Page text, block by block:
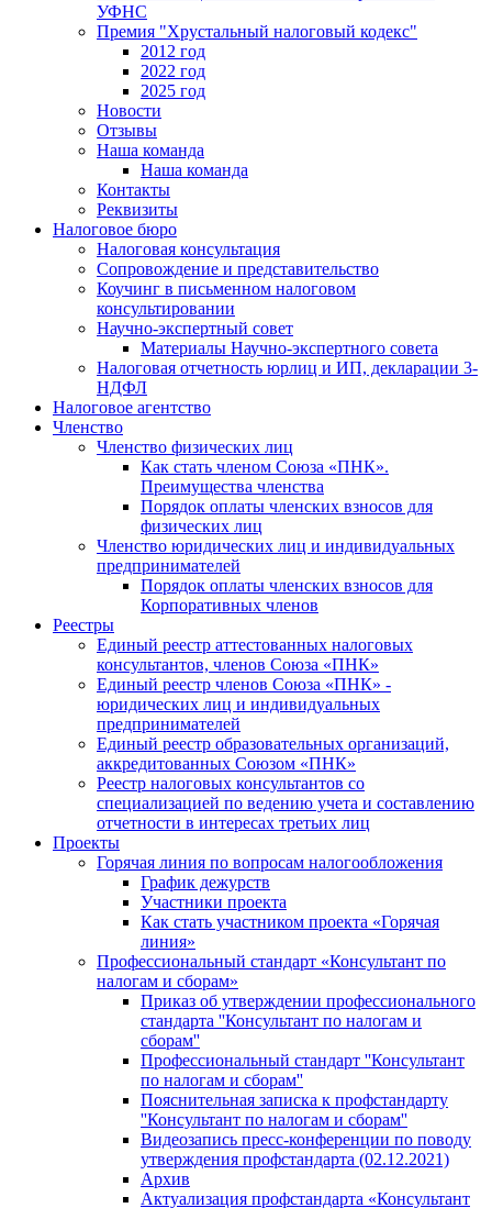
УФНС
Премия "Хрустальный налоговый кодекс"
2012 год
2022 год
2025 год
Новости
Отзывы
Наша команда
Наша команда
Контакты
Реквизиты
Налоговое бюро
Налоговая консультация
Cопровождение и представительство
Коучинг в письменном налоговом
консультировании
Научно-экспертный совет
Материалы Научно-экспертного совета
Налоговая отчетность юрлиц и ИП, декларации 3-
НДФЛ
Налоговое агентство
Членство
Членство физических лиц
Как стать членом Союза «ПНК».
Преимущества членства
Порядок оплаты членских взносов для
физических лиц
Членство юридических лиц и индивидуальных
предпринимателей
Порядок оплаты членских взносов для
Корпоративных членов
Реестры
Единый реестр аттестованных налоговых
консультантов, членов Союза «ПНК»
Единый реестр членов Союза «ПНК» -
юридических лиц и индивидуальных
предпринимателей
Единый реестр образовательных организаций,
аккредитованных Союзом «ПНК»
Реестр налоговых консультантов со
специализацией по ведению учета и составлению
отчетности в интересах третьих лиц
Проекты
Горячая линия по вопросам налогообложения
График дежурств
Участники проекта
Как стать участником проекта «Горячая
линия»
Профессиональный стандарт «Консультант по
налогам и сборам»
Приказ об утверждении профессионального
стандарта ''Консультант по налогам и
сборам''
Профессиональный стандарт ''Консультант
по налогам и сборам''
Пояснительная записка к профстандарту
''Консультант по налогам и сборам''
Видеозапись пресс-конференции по поводу
утверждения профстандарта (02.12.2021)
Архив
Актуализация профстандарта «Консультант